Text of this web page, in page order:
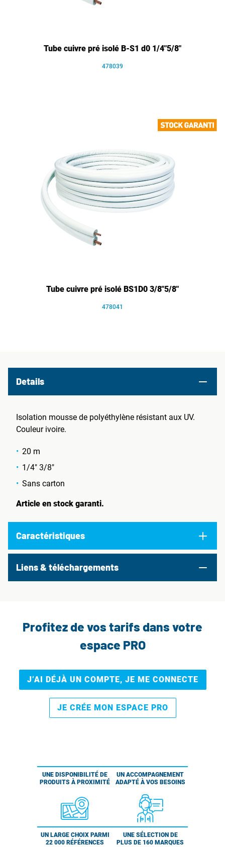
Tube cuivre pré isolé B-S1 d0 1/4"5/8"
478039
Tube cuivre pré isolé BS1D0 3/8"5/8"
478041
Details
Isolation mousse de polyéthylène résistant aux UV.
Couleur ivoire.
20 m
1/4" 3/8"
Sans carton
Article en stock garanti.
Caractéristiques
Liens & téléchargements
Profitez de vos tarifs dans votre
espace PRO
J’AI DÉJÀ UN COMPTE, JE ME CONNECTE
JE CRÉE MON ESPACE PRO
UNE DISPONIBILITÉ DE
PRODUITS À PROXIMITÉ
UN ACCOMPAGNEMENT
ADAPTÉ À VOS BESOINS
UN LARGE CHOIX PARMI
22 000 RÉFÉRENCES
UNE SÉLECTION DE
PLUS DE 160 MARQUES